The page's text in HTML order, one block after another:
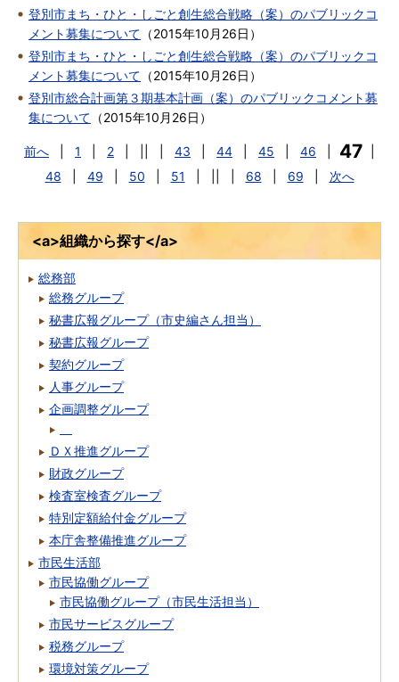
登別市まち・ひと・しごと創生総合戦略（案）のパブリックコ
メント募集について （2015年10月26日 ）
登別市まち・ひと・しごと創生総合戦略（案）のパブリックコ
メント募集について （2015年10月26日 ）
登別市総合計画第３期基本計画（案）のパブリックコメント募
集について （2015年10月26日 ）
前へ 1 2 43 44 45 46 47
48
49 50 51 68 69 次へ
<a>組織から探す</a>
総務部
総務グループ
秘書広報グループ（市史編さん担当）
秘書広報グループ
契約グループ
人事グループ
企画調整グループ
ＤＸ推進グループ
財政グループ
検査室検査グループ
特別定額給付金グループ
本庁舎整備推進グループ
市民生活部
市民協働グループ
市民協働グループ（市民生活担当）
市民サービスグループ
税務グループ
環境対策グループ